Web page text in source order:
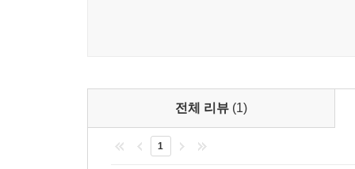
활동을 포함시켰습니다.
ㆍ‘파트 3’은 ‘연습해요’와 ‘이야기해 봐요’, ‘듣
담화 구성을 위한 의사소통 과제, ‘듣고 말해요’
전체 리뷰 (1)
1